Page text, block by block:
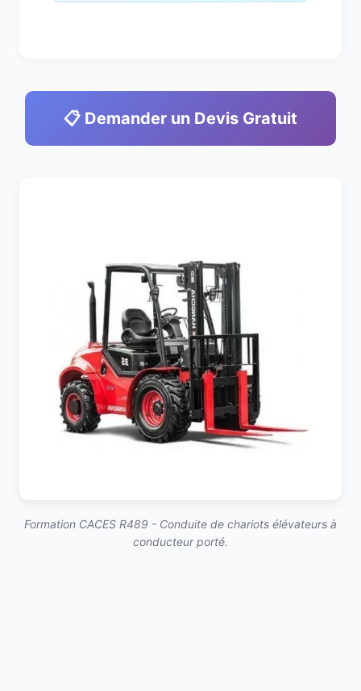
📋 Demander un Devis Gratuit
Formation CACES R489 - Conduite de chariots élévateurs à
conducteur porté.